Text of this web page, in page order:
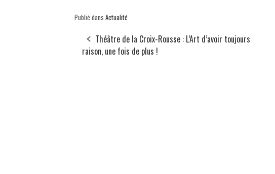
Publié dans Actualité
Théâtre de la Croix-Rousse : L’Art d’avoir toujours
raison, une fois de plus !